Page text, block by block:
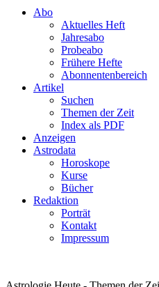
Abo
Aktuelles Heft
Jahresabo
Probeabo
Frühere Hefte
Abonnentenbereich
Artikel
Suchen
Themen der Zeit
Index als PDF
Anzeigen
Astrodata
Horoskope
Kurse
Bücher
Redaktion
Porträt
Kontakt
Impressum